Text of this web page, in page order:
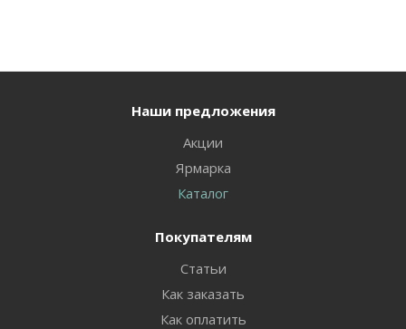
Наши предложения
Акции
Ярмарка
Каталог
Покупателям
Статьи
Как заказать
Как оплатить